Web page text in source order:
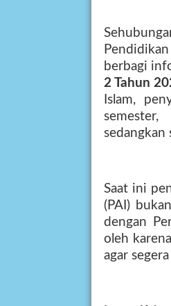
berbagi
2 Tahun
Islam,
sedangkan
Saat ini
(PAI)
dengan
oleh
agar